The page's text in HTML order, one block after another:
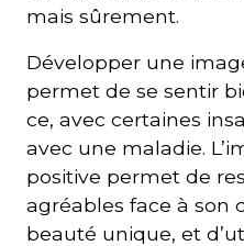
mais sûrement.
Développer une
permet de se sentir
ce, avec certaines
avec une maladie.
positive permet de
agréables face à son
beauté unique, et